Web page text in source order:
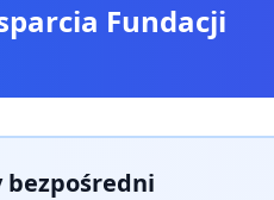
Fundacji
bezpośredni